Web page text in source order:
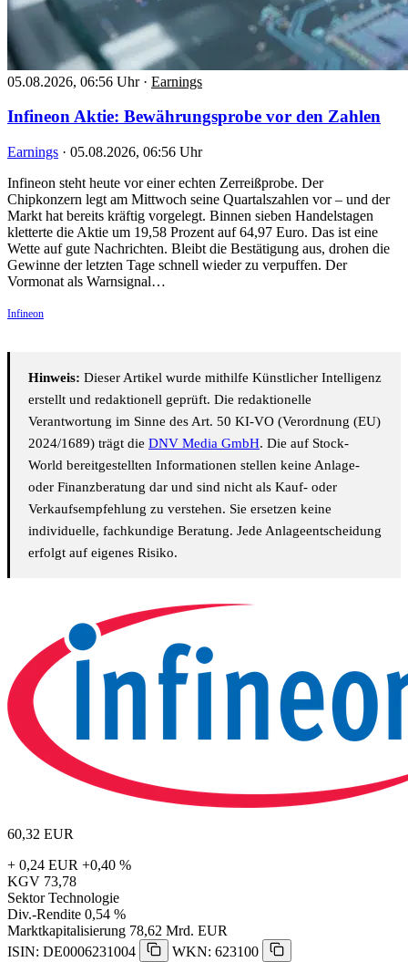
05.08.2026, 06:56 Uhr · Earnings
Infineon Aktie: Bewährungsprobe vor den Zahlen
Earnings · 05.08.2026, 06:56 Uhr
Infineon steht heute vor einer echten Zerreißprobe. Der
Chipkonzern legt am Mittwoch seine Quartalszahlen vor – und der
Markt hat bereits kräftig vorgelegt. Binnen sieben Handelstagen
kletterte die Aktie um 19,58 Prozent auf 64,97 Euro. Das ist eine
Wette auf gute Nachrichten. Bleibt die Bestätigung aus, drohen die
Gewinne der letzten Tage schnell wieder zu verpuffen. Der
Vormonat als Warnsignal…
Infineon
Hinweis: Dieser Artikel wurde mithilfe Künstlicher Intelligenz
erstellt und redaktionell geprüft. Die redaktionelle
Verantwortung im Sinne des Art. 50 KI-VO (Verordnung (EU)
2024/1689) trägt die DNV Media GmbH. Die auf Stock-
World bereitgestellten Informationen stellen keine Anlage-
oder Finanzberatung dar und sind nicht als Kauf- oder
Verkaufsempfehlung zu verstehen. Sie ersetzen keine
individuelle, fachkundige Beratung. Jede Anlageentscheidung
erfolgt auf eigenes Risiko.
60,32 EUR
+ 0,24 EUR +0,40 %
KGV 73,78
Sektor Technologie
Div.-Rendite 0,54 %
Marktkapitalisierung 78,62 Mrd. EUR
ISIN: DE0006231004
WKN: 623100